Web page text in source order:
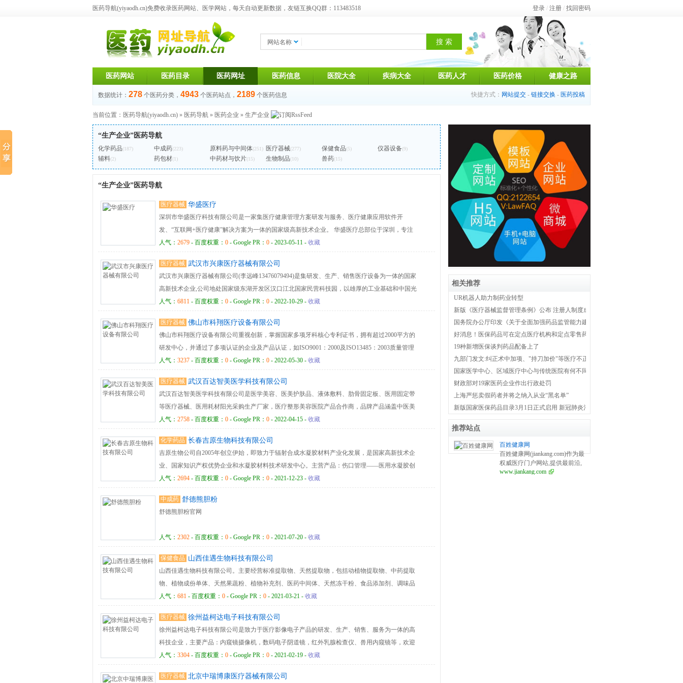
医药导航(yiyaodh.cn)免费收录医药网站、医学网站，每天自动更新数据，友链互换QQ群：113483518 登录 / 注册 / 找回密码
网站名称
医药网站 医药目录 医药网址 医药信息 医院大全 疾病大全 医药人才 医药价格 健康之路
数据统计： 278 个医药分类， 4943 个医药站点， 2189 个医药信息 快捷方式： 网站提交 - 链接交换 - 医药投稿
当前位置： 医药导航(yiyaodh.cn) » 医药导航 » 医药企业 » 生产企业
“生产企业”医药导航
化学药品(187) 中成药(223) 原料药与中间体(251) 医疗器械(277) 保健食品(5) 仪器设备(9)
辅料(2) 药包材(1) 中药材与饮片(15) 生物制品(10) 兽药(15)
“生产企业”医药导航
医疗器械 华盛医疗
深圳市华盛医疗科技有限公司是一家集医疗健康管理方案研发与服务、医疗健康应用软件开
发、“互联网+医疗健康”解决方案为一体的国家级高新技术企业。 华盛医疗总部位于深圳，专注
于健康管理领域多年，公司集研发、生产、销售为一体。产品线包括：智能健康一体机、健康
获得多项自主知识产权，公司研发的健康信息工作站广泛应用于基层公共卫生服务、智慧养老、
员工健康管理、会员健康管理、健康服务机构等多个领域！ 业务范围：智能健康管理一体机
V500、V600、V580
人气： 2679 - 百度权重： 0 - Google PR： 0 - 2023-05-11 - 收藏
医疗器械 武汉市兴康医疗器械有限公司
武汉市兴康医疗器械有限公司(李远峰13476079494)是集研发、生产、销售医疗设备为一体的国家
高新技术企业,公司地处国家级东湖开发区汉口江北国家民营科技园，以雄厚的工业基础和中国光
谷为依托，并与国内一些著名院校研究所有着密切的技术协作。 XK-系列：体外冲击波碎石机，
超声药物导入仪
人气： 6811 - 百度权重： 0 - Google PR： 0 - 2022-10-29 - 收藏
医疗器械 佛山市科翔医疗设备有限公司
佛山市科翔医疗设备有限公司重视创新，掌握国家多项牙科核心专利证书，拥有超过2000平方的
研发中心，并通过了多项认证的企业及产品认证，如ISO9001：2000及ISO13485：2003质量管理
体系认证，国际 CE 产品质量认证，国内产品注册认证，国际知名品牌多年合作，服务逾上百家
户高端量身定制的体验，已评为中国口腔连锁牙科椅供应商，公立医院咨询顾问服务商，同时开
设“1350一生为您”阳光服务通道，为用户提供全方位的服务体验。
人气： 3237 - 百度权重： 0 - Google PR： 0 - 2022-05-30 - 收藏
医疗器械 武汉百达智美医学科技有限公司
武汉百达智美医学科技有限公司是医学美容、医美护肤品、液体敷料、肋骨固定板、医用固定带
等医疗器械、医用耗材阳光采购生产厂家，医疗整形美容医院产品合作商，品牌产品涵盖中医美
容、皮肤管理、美容产品、精华乳液、物理防晒、医美去痘印、骨科外固定、肋骨骨折外固定等
人气： 2758 - 百度权重： 0 - Google PR： 0 - 2022-04-15 - 收藏
化学药品 长春吉原生物科技有限公司
吉原生物公司自2005年创立伊始，即致力于辐射合成水凝胶材料产业化发展，是国家高新技术企
业、国家知识产权优势企业和水凝胶材料技术研发中心。主营产品：伤口管理——医用水凝胶创
伤敷料 “冷宁康” 眼部管理——医用水凝胶眼疗贴，医用眼部保护敷贴“目宁康” 压疮预防——水凝
康”和医用冷敷贴“菊之葆” 皮肤健康——一次性使用无菌敷贴“Youskin”
人气： 2694 - 百度权重： 0 - Google PR： 0 - 2021-12-23 - 收藏
中成药 舒德熊胆粉
舒德熊胆粉官网
人气： 2302 - 百度权重： 0 - Google PR： 0 - 2021-07-20 - 收藏
保健食品 山西佳遇生物科技有限公司
山西佳遇生物科技有限公司。主要经营标准提取物、天然提取物，包括动植物提取物、中药提取
物、植物成份单体、天然果蔬粉、植物补充剂、医药中间体、天然冻干粉、食品添加剂、调味品
等多个领域。植物提取物方面专业研发，以天然植物为原料，采用高效先进萃取技术，为健康食
科技有限公司寻求不断开拓创新，技术升级，主导产品主要是从天然植物或动物中提取各种有效
成份，从而广泛用于药品、食品、饮料、化妆品、食品补充剂、保健品行业的市场。我们关注您
的应用以及个性化的需求，根据您的产品配方要求，给您供应所需要的原料，与此同时也促使我
们不断发展创新、从而达到满足您需求的天然原料产品及其应用方案，适应市场变化，满足市场
需求。 山西佳遇生物科技有限公司始终不渝地坚持“技术领先、质量至上、专业服务”,本着“诚实
人气： 681 - 百度权重： 0 - Google PR： 0 - 2021-03-21 - 收藏
医疗器械 徐州益柯达电子科技有限公司
徐州益柯达电子科技有限公司是致力于医疗影像电子产品的研发、生产、销售、服务为一体的高
科技企业，主要产品：内窥镜摄像机，数码电子阴道镜，红外乳腺检查仪、兽用内窥镜等，欢迎
来电咨询!
人气： 3304 - 百度权重： 0 - Google PR： 0 - 2021-02-19 - 收藏
医疗器械 北京中瑞博康医疗器械有限公司
相关推荐
UR机器人助力制药业转型
新版《医疗器械监督管理条例》公布 注册人制度成为新监管体系主线
国务院办公厅印发《关于全面加强药品监管能力建设的实施意见》
好消息！医保药品可在定点医疗机构和定点零售药店双通道购买
19种新增医保谈判药品配备上了
九部门发文:纠正术中加项、"持刀加价"等医疗不正之风
国家医学中心、区域医疗中心与传统医院有何不同？国家卫健委权威解答！
财政部对19家医药企业作出行政处罚
上海严惩卖假药者并将之纳入从业“黑名单”
新版国家医保药品目录3月1日正式启用 新冠肺炎治疗药品全部纳入医保
推荐站点
百姓健康网
百姓健康网(jiankang.com)作为最
权威医疗门户网站,提供最前沿,
最完善的医疗资讯,依靠权威医
www.jiankang.com